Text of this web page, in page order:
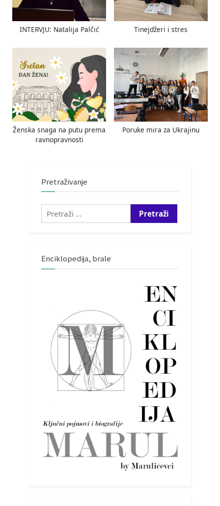
INTERVJU: Natalija Palčić Tinejdžeri i stres
Ženska snaga na putu prema
ravnopravnosti
Poruke mira za Ukrajinu
Pretraživanje
Pretraži:
Enciklopedija, brale